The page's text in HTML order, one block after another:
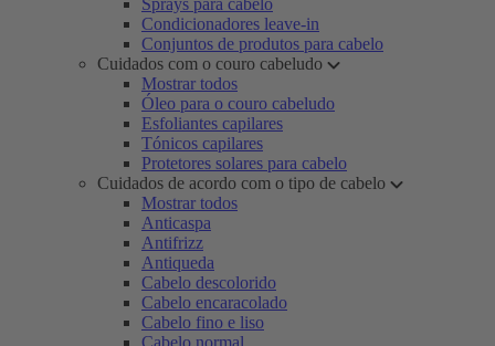
Sprays para cabelo
Condicionadores leave-in
Conjuntos de produtos para cabelo
Cuidados com o couro cabeludo
Mostrar todos
Óleo para o couro cabeludo
Esfoliantes capilares
Tónicos capilares
Protetores solares para cabelo
Cuidados de acordo com o tipo de cabelo
Mostrar todos
Anticaspa
Antifrizz
Antiqueda
Cabelo descolorido
Cabelo encaracolado
Cabelo fino e liso
Cabelo normal